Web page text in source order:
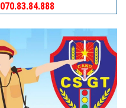
070.83.84.888